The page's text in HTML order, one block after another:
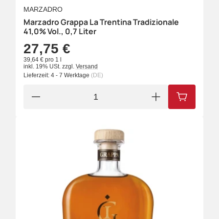
MARZADRO
Marzadro Grappa La Trentina Tradizionale
41,0% Vol., 0,7 Liter
27,75 €
39,64 € pro 1 l
inkl. 19% USt. zzgl. Versand
Lieferzeit: 4 - 7 Werktage (DE)
IN DEN